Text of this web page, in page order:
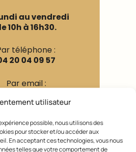
utilisateur
possible, nous utilisons des
pour stocker et/ou accéder aux
En acceptant ces technologies, vous nous
telles que votre comportement de
au vendredi
10h à 16h30.
téléphone :
20 04 09 57
Par email :